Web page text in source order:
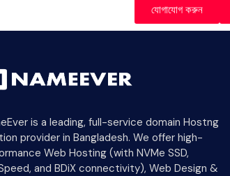
যোগাযোগ করুন
is a leading, full-service domain Hostng
provider in Bangladesh. We offer high-
Web Hosting (with NVMe SSD,
and BDiX connectivity), Web Design &